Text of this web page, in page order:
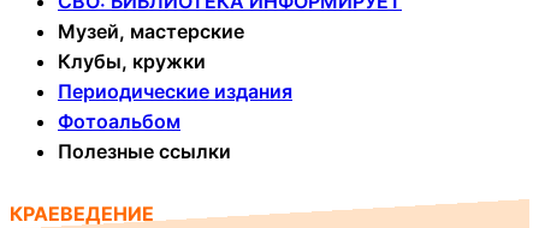
Музей, мастерские
Клубы, кружки
Периодические издания
Фотоальбом
Полезные ссылки
КРАЕВЕДЕНИЕ